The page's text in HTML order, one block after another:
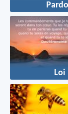
Loi